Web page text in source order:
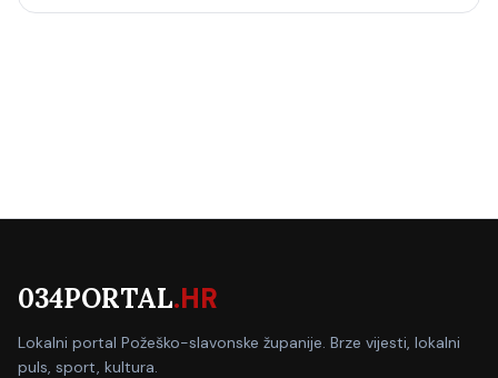
034PORTAL.HR
Lokalni portal Požeško-slavonske županije. Brze vijesti, lokalni
puls, sport, kultura.